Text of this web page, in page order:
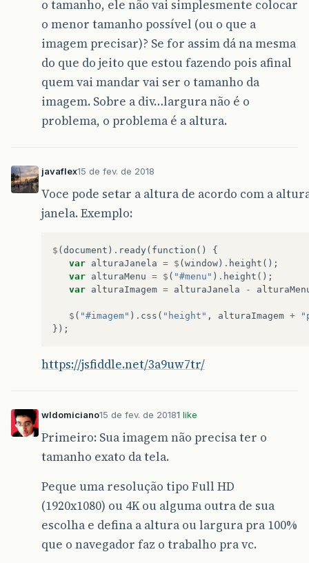
o tamanho, ele não vai simplesmente colocar
o menor tamanho possível (ou o que a
imagem precisar)? Se for assim dá na mesma
do que do jeito que estou fazendo pois afinal
quem vai mandar vai ser o tamanho da
imagem. Sobre a div…largura não é o
problema, o problema é a altura.
javaflex15 de fev. de 2018
Voce pode setar a altura de acordo com a
janela. Exemplo:
$ ( document ) . ready( function ()
{
var alturaJanela = $ ( window ) . height ();
var alturaMenu = $ ( "#menu" ) . height ();
var alturaImagem = alturaJanela -
$ ( "#imagem" ) . css ( "height" , alturaImagem +
});
https://jsfiddle.net/3a9uw7tr/
wldomiciano15 de fev. de 20181 like
Primeiro: Sua imagem não precisa ter o
tamanho exato da tela.
Peque uma resolução tipo Full HD
(1920x1080) ou 4K ou alguma outra de sua
escolha e defina a altura ou largura pra 100%
que o navegador faz o trabalho pra vc.